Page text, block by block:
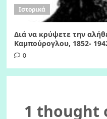
Ιστορικά
Διά να κρύψετε την
Καμπούρογλου, 1852-
0
1 thought